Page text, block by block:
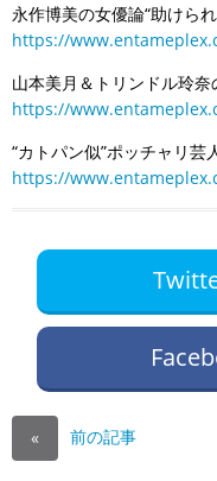
永作博美の女優論“助けら
https://
山本美月＆トリンドル玲奈
https://
“カトパン似”ポッチャリ芸
https://
« 前の記事